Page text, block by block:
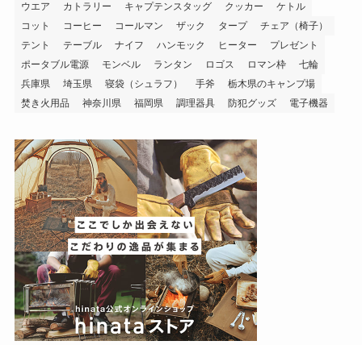
ウエア
カトラリー キャプテンスタッグ クッカー
ケトル
コット
コーヒー コールマン ザック タープ
チェア（椅子）
テント
テーブル ナイフ ハンモック ヒーター
プレゼント
ポータブル電源
モンベル ランタン ロゴス ロマン枠
七輪
兵庫県
埼玉県 寝袋（シュラフ） 手斧
栃木県のキャンプ場
焚き火用品
神奈川県 福岡県 調理器具 防犯グッズ 電子機器